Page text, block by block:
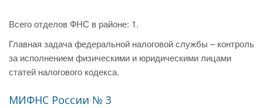
Всего отделов ФНС в районе: 1.
Главная задача федеральной налоговой службы – контроль
за исполнением физическими и юридическими лицами
статей налогового кодекса.
МИФНС России № 3